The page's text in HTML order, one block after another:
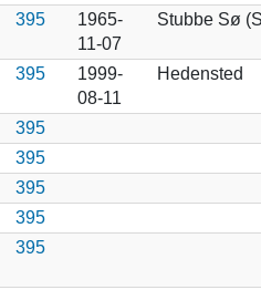
395
1965-
11-07
Stubbe Sø
395
1999-
08-11
Hedensted
395
395
395
395
395